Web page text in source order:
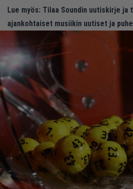
Lue myös: Tilaa Soundin uutiskirje ja
ajankohtaiset musiikin uutiset ja